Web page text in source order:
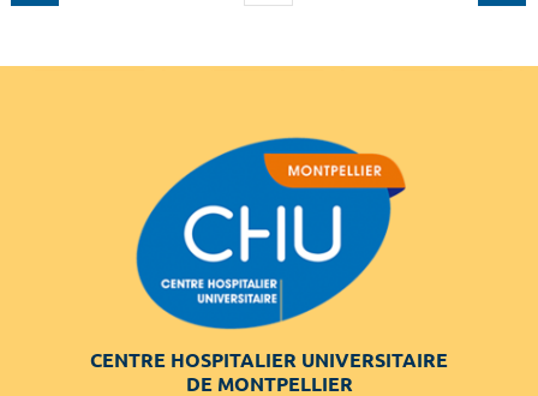
CENTRE HOSPITALIER UNIVERSITAIRE
DE MONTPELLIER